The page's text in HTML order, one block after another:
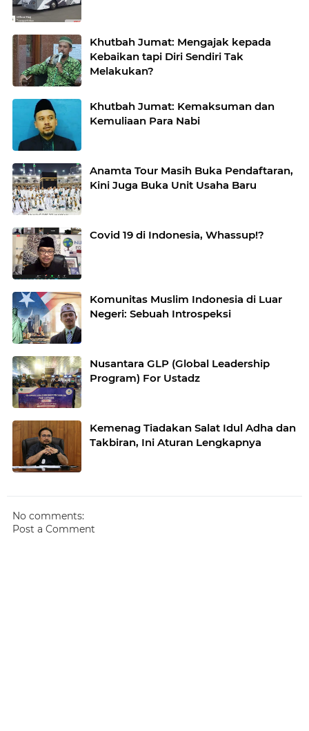
Khutbah Jumat: Mengajak kepada
Kebaikan tapi Diri Sendiri Tak
Melakukan?
Khutbah Jumat: Kemaksuman dan
Kemuliaan Para Nabi
Anamta Tour Masih Buka Pendaftaran,
Kini Juga Buka Unit Usaha Baru
Covid 19 di Indonesia, Whassup!?
Komunitas Muslim Indonesia di Luar
Negeri: Sebuah Introspeksi
Nusantara GLP (Global Leadership
Program) For Ustadz
Kemenag Tiadakan Salat Idul Adha dan
Takbiran, Ini Aturan Lengkapnya
No comments:
Post a Comment